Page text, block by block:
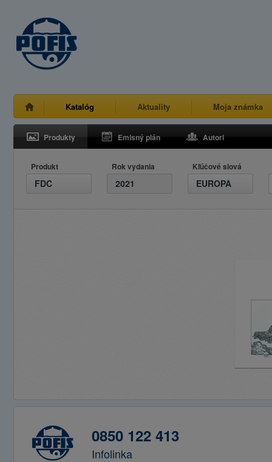
Katalóg Aktuality Moja známka
Produkty Emisný plán Autori
Produkt
FDC
Rok vydania
2021
Kľúčové slová
EUROPA
0850 122 413
Infolinka